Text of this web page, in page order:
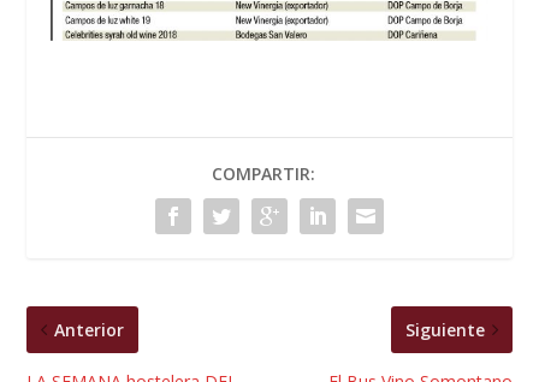
COMPARTIR:
Anterior Siguiente